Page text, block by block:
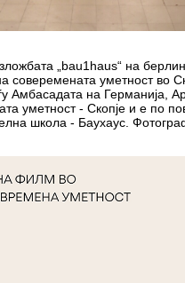
„bau1haus“ на
соверемената уметност во
Амбасадата на Германија,
уметност - Скопје и е по
школа - Баухаус.